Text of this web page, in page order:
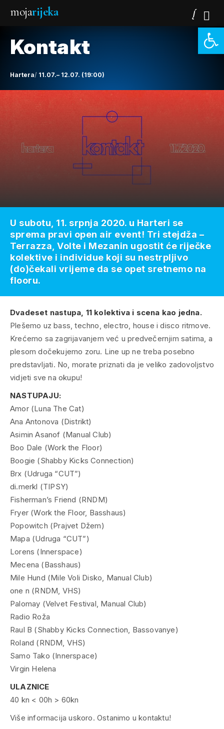
mojarijeka
Kontakt
Hartera 11.07.– 12.07. (19:00)
Dvadeset nastupa, 11 kolektiva i scena kao jedna.
Plešemo uz bass, techno, electro, house i disco ritmove.
Krećemo sa zagrijavanjem već u predvečernjim satima, a
plesom dočekujemo zoru. Line up ne treba posebno
predstavljati. No, morate priznati da je veliko zadovoljstvo
vidjeti sve na okupu!
NASTUPAJU:
Amor (Luna The Cat)
Ana Antonova (Distrikt)
Asimin Asanof (Manual Club)
Boo Dale (Work the Floor)
Boogie (Shabby Kicks Connection)
Brx (Udruga “CUT”)
di.merkl (TIPSY)
Fisherman’s Friend (RNDM)
Fryer (Work the Floor, Basshaus)
Popowitch (Prajvet Džem)
Mapa (Udruga “CUT”)
Lorens (Innerspace)
Mecena (Basshaus)
Mile Hund (Mile Voli Disko, Manual Club)
one n (RNDM, VHS)
Palomay (Velvet Festival, Manual Club)
Radio Roža
Raul B (Shabby Kicks Connection, Bassovanye)
Roland (RNDM, VHS)
Samo Tako (Innerspace)
Virgin Helena
ULAZNICE
40 kn < 00h > 60kn
Više informacija uskoro. Ostanimo u kontaktu!
U subotu, 11. srpnja 2020. u Harteri se
sprema pravi open air event! Tri stejdža –
Terrazza, Volte i Mezanin ugostit će riječke
kolektive i individue koji su nestrpljivo
(do)čekali vrijeme da se opet sretnemo na
flooru.